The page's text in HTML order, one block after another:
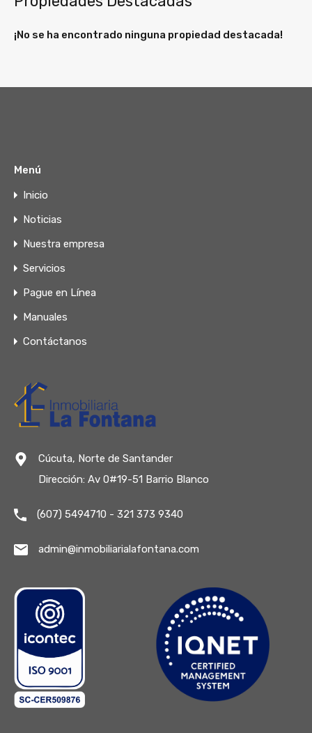
¡No se ha encontrado ninguna propiedad destacada!
Menú
Inicio
Noticias
Nuestra empresa
Servicios
Pague en Línea
Manuales
Contáctanos
Cúcuta, Norte de Santander
Dirección: Av 0#19-51 Barrio Blanco
(607) 5494710 - 321 373 9340
admin@inmobiliarialafontana.com